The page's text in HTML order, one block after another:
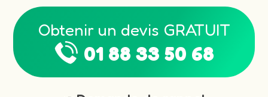
Obtenir un devis GRATUIT
01 88 33 50 68